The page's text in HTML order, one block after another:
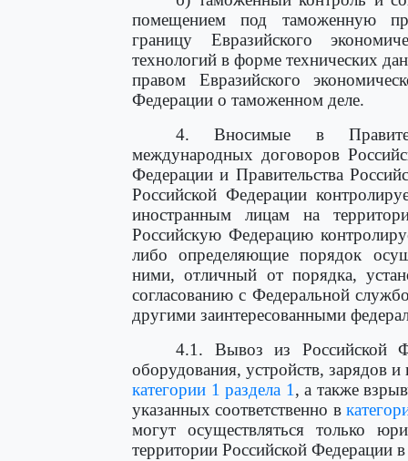
помещением под таможенную
границу Евразийского
технологий в форме технических
правом Евразийского
Федерации о таможенном деле.
4. Вносимые в
международных договоров
Федерации и Правительства
Российской Федерации
иностранным лицам на
Российскую Федерацию
либо определяющие порядок
ними, отличный от порядка,
согласованию с Федеральной
другими заинтересованными
4.1. Вывоз из Российской
оборудования, устройств, зарядов
категории 1 раздела 1 , а также
указанных соответственно в
могут осуществляться только
территории Российской Федерации